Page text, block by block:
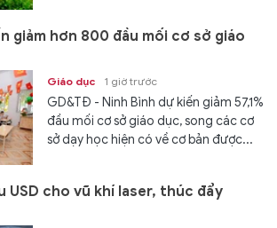
giảm hơn 800 đầu mối cơ sở giáo
Giáo dục 1 giờ trước
GD&TĐ - Ninh Bình dự kiến giảm 57,1%
đầu mối cơ sở giáo dục, song các cơ
sở dạy học hiện có về cơ bản được...
USD cho vũ khí laser, thúc đẩy